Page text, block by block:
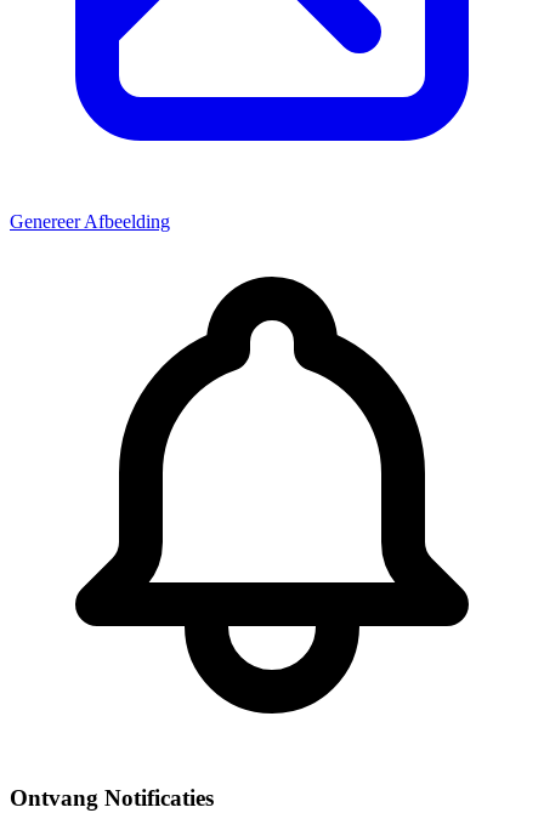
Genereer Afbeelding
Ontvang Notificaties